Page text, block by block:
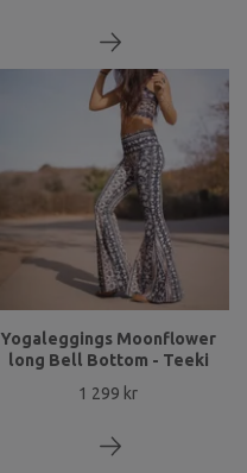
Yogaleggings Moonflower
long Bell Bottom - Teeki
1 299 kr